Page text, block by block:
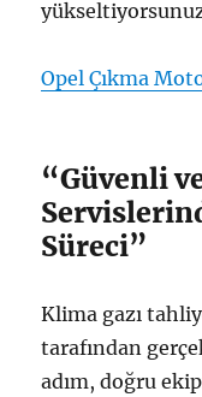
Opel Çıkma
“Güvenli
Süreci”
Klima gazı
tarafından
adım, doğru